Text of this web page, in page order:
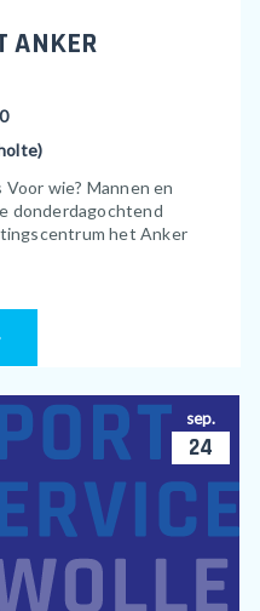
ANKER
wie? Mannen en
donderdagochtend
het Anker
sep.
24